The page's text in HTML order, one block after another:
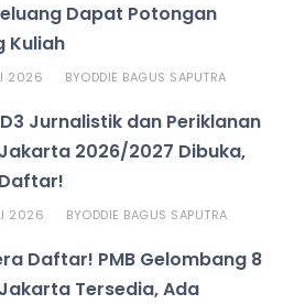
Dapat Potongan
Kuliah
2026 BYODDIE BAGUS SAPUTRA
D3 Jurnalistik dan Periklanan
Jakarta 2026/2027 Dibuka,
2026 BYODDIE BAGUS SAPUTRA
Daftar! PMB Gelombang 8
Jakarta Tersedia, Ada